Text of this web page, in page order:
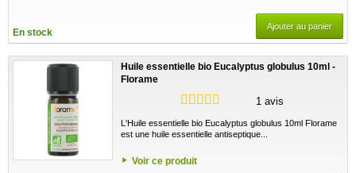
En stock
Ajouter au panier
Huile essentielle bio Eucalyptus globulus 10ml -
Florame
1 avis
L'Huile essentielle bio Eucalyptus globulus 10ml Florame
est une huile essentielle antiseptique...
Voir ce produit